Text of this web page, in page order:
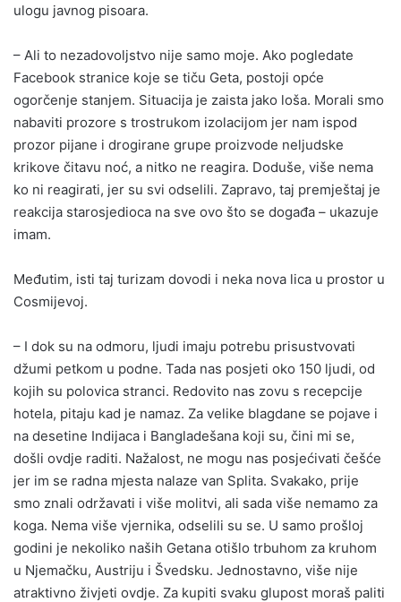
ulogu javnog pisoara.
– Ali to nezadovoljstvo nije samo moje. Ako pogledate
Facebook stranice koje se tiču Geta, postoji opće
ogorčenje stanjem. Situacija je zaista jako loša. Morali smo
nabaviti prozore s trostrukom izolacijom jer nam ispod
prozor pijane i drogirane grupe proizvode neljudske
krikove čitavu noć, a nitko ne reagira. Doduše, više nema
ko ni reagirati, jer su svi odselili. Zapravo, taj premještaj je
reakcija starosjedioca na sve ovo što se događa – ukazuje
imam.
Međutim, isti taj turizam dovodi i neka nova lica u prostor u
Cosmijevoj.
– I dok su na odmoru, ljudi imaju potrebu prisustvovati
džumi petkom u podne. Tada nas posjeti oko 150 ljudi, od
kojih su polovica stranci. Redovito nas zovu s recepcije
hotela, pitaju kad je namaz. Za velike blagdane se pojave i
na desetine Indijaca i Bangladešana koji su, čini mi se,
došli ovdje raditi. Nažalost, ne mogu nas posjećivati češće
jer im se radna mjesta nalaze van Splita. Svakako, prije
smo znali održavati i više molitvi, ali sada više nemamo za
koga. Nema više vjernika, odselili su se. U samo prošloj
godini je nekoliko naših Getana otišlo trbuhom za kruhom
u Njemačku, Austriju i Švedsku. Jednostavno, više nije
atraktivno živjeti ovdje. Za kupiti svaku glupost moraš paliti